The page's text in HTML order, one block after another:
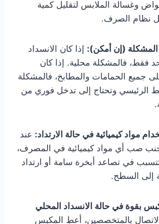
وغسالة الملابس لتقليل كمية
نظام الصرف.
إذا كان الانسداد
فقط، فالمشكلة محلية. إذا كان
جميع الحمامات والمطابخ، فالمشكلة
الرئيسي وتحتاج إلى تدخل فوري من
عند
تجنب صب أي مواد كيميائية في المصرف،
في تصاعد أبخرة سامة أو ارتداد
إلى السطح.
بقوة في حالة الانسداد المحلي
بالمتخصصين، أعطِ المكبس